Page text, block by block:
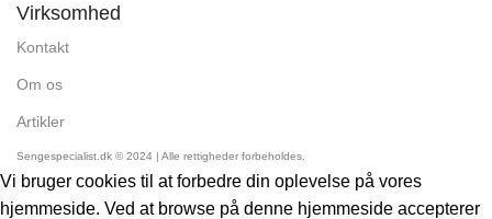
Virksomhed
Kontakt
Om os
Artikler
Sengespecialist.dk © 2024 | Alle rettigheder forbeholdes.
Vi bruger cookies til at forbedre din oplevelse på vores
hjemmeside. Ved at browse på denne hjemmeside accepterer